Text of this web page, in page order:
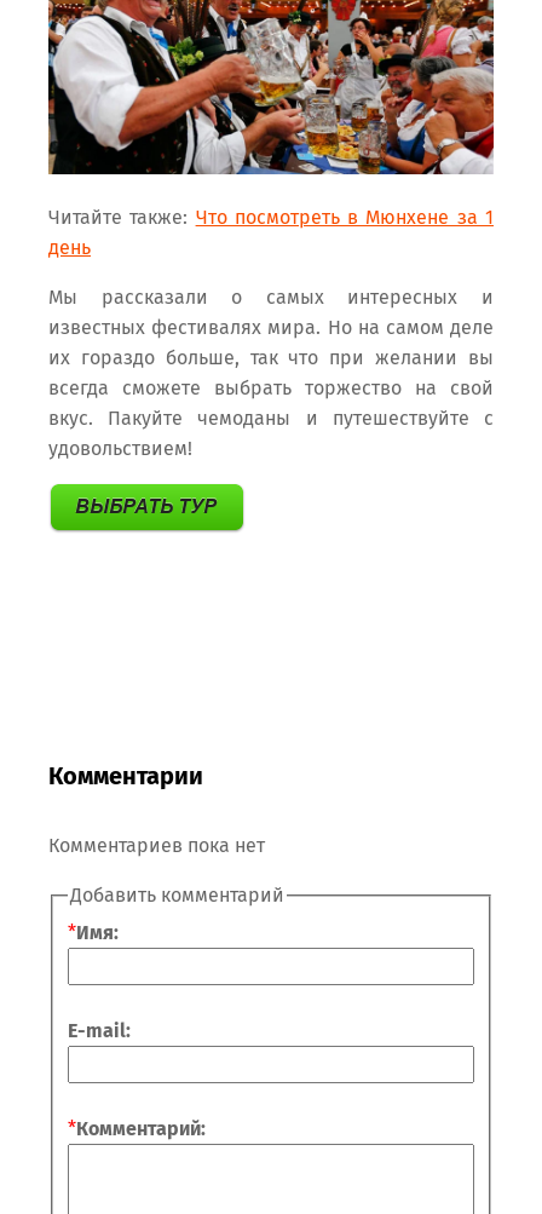
Читайте также: Что посмотреть в Мюнхене за 1
день
Мы рассказали о самых интересных и
известных фестивалях мира. Но на самом деле
их гораздо больше, так что при желании вы
всегда сможете выбрать торжество на свой
вкус. Пакуйте чемоданы и путешествуйте с
удовольствием!
Комментарии
Комментариев пока нет
Добавить комментарий
*Имя:
E-mail:
*Комментарий: